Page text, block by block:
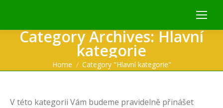
Category Archives:Hlavní
kategorie
You are here:
Home Category "Hlavní kategorie"
V této kategorii Vám budeme pravidelně přinášet